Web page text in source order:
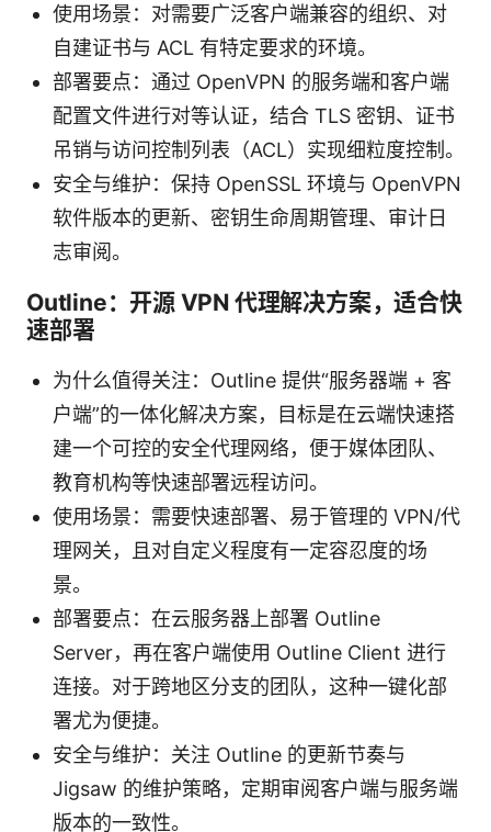
使用场景：对需要广泛客户端兼容的组织、对
自建证书与 ACL 有特定要求的环境。
部署要点：通过 OpenVPN 的服务端和客户端
配置文件进行对等认证，结合 TLS 密钥、证书
吊销与访问控制列表（ACL）实现细粒度控制。
安全与维护：保持 OpenSSL 环境与 OpenVPN
软件版本的更新、密钥生命周期管理、审计日
志审阅。
Outline：开源 VPN 代理解决方案，适合快
速部署
为什么值得关注：Outline 提供“服务器端 + 客
户端”的一体化解决方案，目标是在云端快速搭
建一个可控的安全代理网络，便于媒体团队、
教育机构等快速部署远程访问。
使用场景：需要快速部署、易于管理的 VPN/代
理网关，且对自定义程度有一定容忍度的场
景。
部署要点：在云服务器上部署 Outline
Server，再在客户端使用 Outline Client 进行
连接。对于跨地区分支的团队，这种一键化部
署尤为便捷。
安全与维护：关注 Outline 的更新节奏与
Jigsaw 的维护策略，定期审阅客户端与服务端
版本的一致性。